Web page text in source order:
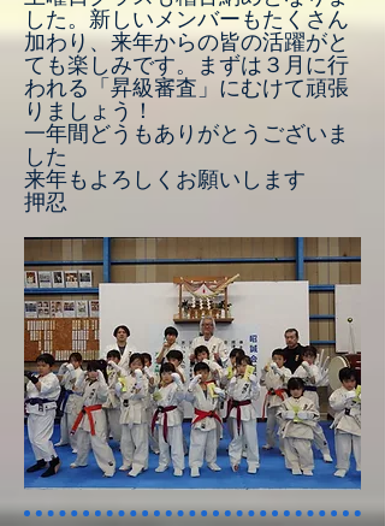
した。新しいメンバーもたくさん
加わり、来年からの皆の活躍がと
ても楽しみです。まずは３月に行
われる「昇級審査」にむけて頑張
りましょう！
一年間どうもありがとうございま
した
来年もよろしくお願いします
​押忍